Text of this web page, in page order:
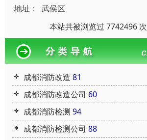
地址：
武侯区
本站共被浏览过 7742496 次
成都消防改造 81
成都消防改造公司 60
成都消防检测 94
成都消防检测公司 88